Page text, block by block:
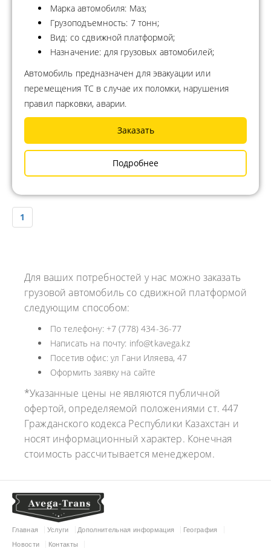
Марка автомобиля: Маз;
Грузоподъемность: 7 тонн;
Вид: со сдвижной платформой;
Назначение: для грузовых автомобилей;
Автомобиль предназначен для эвакуации или
перемещения ТС в случае их поломки, нарушения
правил парковки, аварии.
Заказать
Подробнее
1
Для ваших потребностей у нас можно заказать
грузовой автомобиль со сдвижной платформой
следующим способом:
По телефону: +7 (778) 434-36-77
Написать на почту: info@tkavega.kz
Посетив офис: ул Гани Иляева, 47
Оформить заявку на сайте
*Указанные цены не являются публичной
офертой, определяемой положениями ст. 447
Гражданского кодекса Республики Казахстан и
носят информационный характер. Конечная
стоимость рассчитывается менеджером.
Главная Услуги Дополнительная информация
География
Новости
Контакты